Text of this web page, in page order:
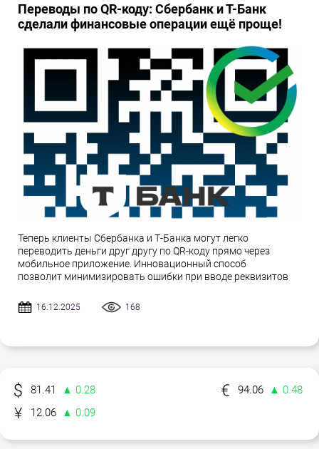
Переводы по QR-коду: Сбербанк и Т-Банк
сделали финансовые операции ещё проще!
Теперь клиенты Сбербанка и Т-Банка могут легко
переводить деньги друг другу по QR-коду прямо через
мобильное приложение. Инновационный способ
позволит минимизировать ошибки при вводе реквизитов
16.12.2025 168
81.41 ▲ 0.28 94.06
▲ 0.48
12.06
▲ 0.09